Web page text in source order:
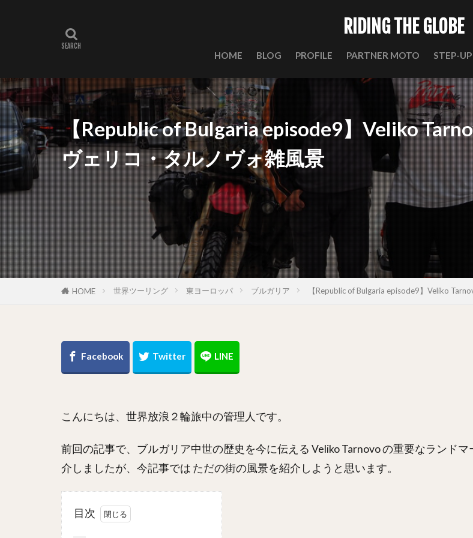
RIDING THE GLOBE
HOME BLOG PROFILE PARTNER MOTO STEP-
【Republic of Bulgaria episode9】Veliko
ヴェリコ・タルノヴォ雑風景
HOME 世界ツーリング 東ヨーロッパ ブルガリア 【Republic of Bulgaria episode9】Veliko
こんにちは、世界放浪２輪旅中の管理人です。
前回の記事で、ブルガリア中世の歴史を今に伝える Veliko Tarnovo の重要なランドマ
介しましたが、今記事では ただの街の風景を紹介しようと思います。
目次